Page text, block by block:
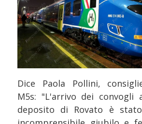
Dice Paola Pollini,
M5s: "L'arrivo dei convogli
deposito di Rovato è